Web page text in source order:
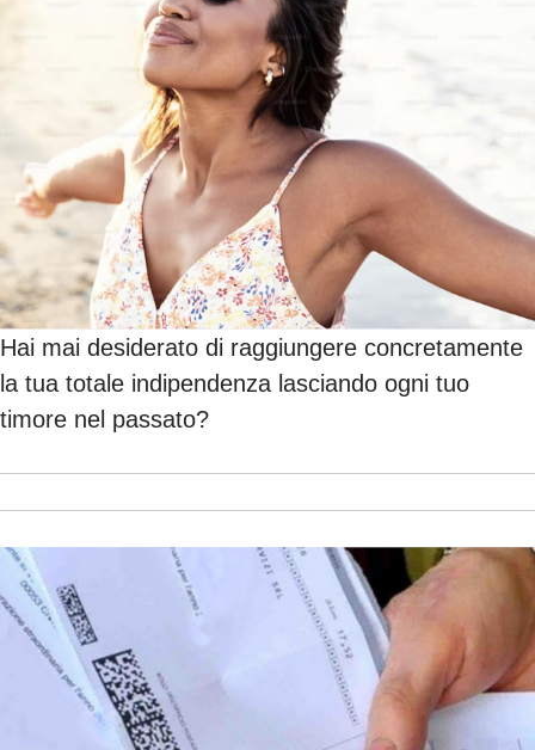
Hai mai desiderato di raggiungere concretamente
la tua totale indipendenza lasciando ogni tuo
timore nel passato?